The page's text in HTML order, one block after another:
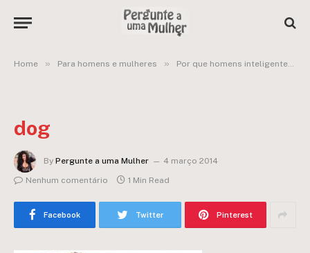
Home » Para homens e mulheres » Por que homens inteligentes deveriam ter um cachorro e não uma esposa:
dog
By Pergunte a uma Mulher
4 março 2014
Nenhum comentário
1 Min Read
Facebook Twitter Pinterest